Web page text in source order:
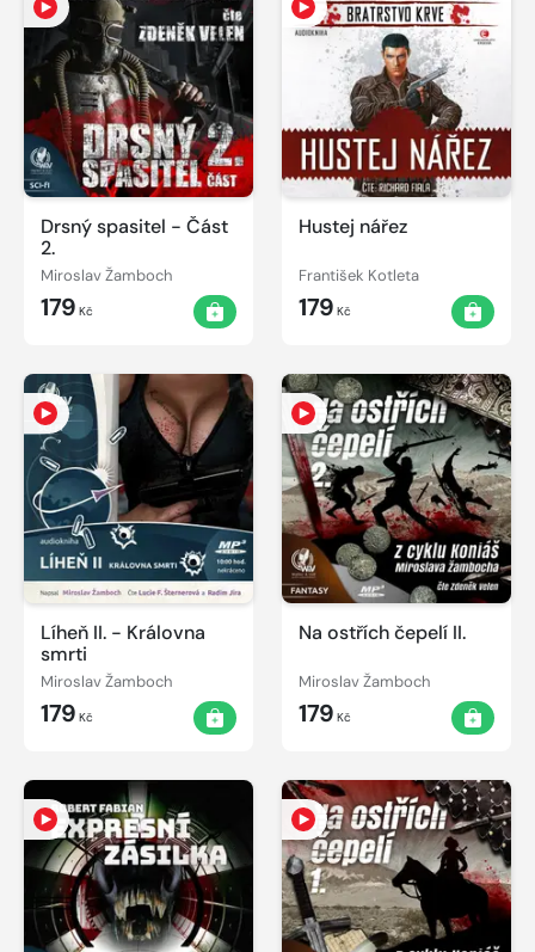
Drsný spasitel - Část
2.
Miroslav Žamboch
179 Kč
Hustej nářez
František Kotleta
179 Kč
Líheň II. - Královna
smrti
Miroslav Žamboch
179 Kč
Na ostřích čepelí II.
Miroslav Žamboch
179 Kč